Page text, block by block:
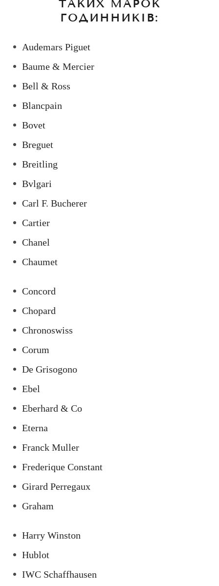
ТАКИХ МАРОК
ГОДИННИКІВ:
Audemars Piguet
Baume & Mercier
Bell & Ross
Blancpain
Bovet
Breguet
Breitling
Bvlgari
Carl F. Bucherer
Cartier
Chanel
Chaumet
Concord
Chopard
Chronoswiss
Corum
De Grisogono
Ebel
Eberhard & Co
Eterna
Franck Muller
Frederique Constant
Girard Perregaux
Graham
Harry Winston
Hublot
IWC Schaffhausen